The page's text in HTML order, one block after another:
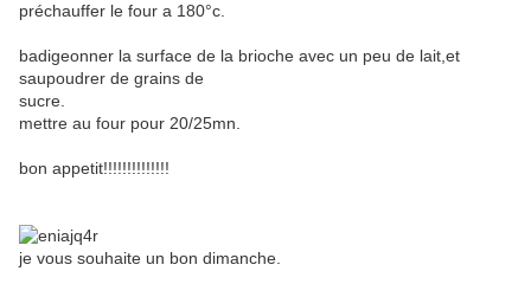
préchauffer le four a 180°c.
badigeonner la surface de la brioche avec un peu de lait,et
saupoudrer de grains de
sucre.
mettre au four pour 20/25mn.
bon appetit!!!!!!!!!!!!!!
je vous souhaite un bon dimanche.